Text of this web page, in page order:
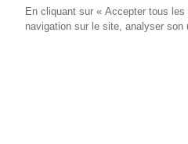
Königsborner Straße 26a
39175 Biederitz | Deutschland
Vrijheidweg 34
1521RR
En cliquant sur « Accepter tous
navigation sur le site, analyser